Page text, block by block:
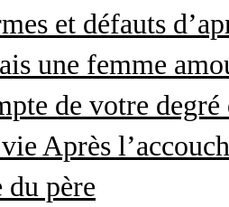
et défauts
une femme
de votre
vie Après
du père